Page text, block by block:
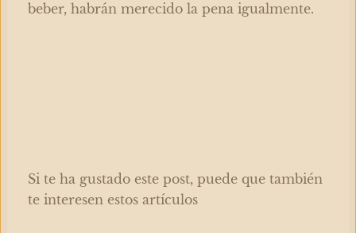
beber, habrán merecido la pena igualmente.
Si te ha gustado este post, puede que también
te interesen estos artículos